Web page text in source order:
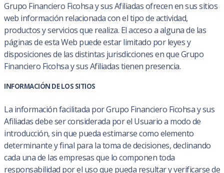
Grupo Financiero Ficohsa y sus Afiliadas ofrecen en sus sitios
web información relacionada con el tipo de actividad,
productos y servicios que realiza. El acceso a alguna de las
páginas de esta Web puede estar limitado por leyes y
disposiciones de las distintas jurisdicciones en que Grupo
Financiero Ficohsa y sus Afiliadas tienen presencia.
INFORMACIÓN DE LOS SITIOS
La información facilitada por Grupo Financiero Ficohsa y sus
Afiliadas debe ser considerada por el Usuario a modo de
introducción, sin que pueda estimarse como elemento
determinante y final para la toma de decisiones, declinando
cada una de las empresas que lo componen toda
responsabilidad por el uso que pueda resultar y verificarse de